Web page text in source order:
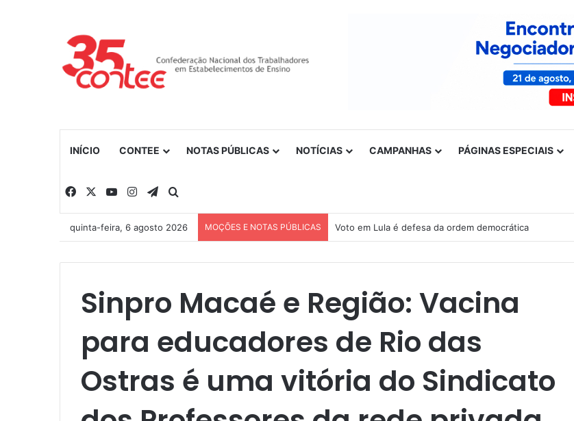
INÍCIO CONTEE NOTAS PÚBLICAS NOTÍCIAS CAMPANHAS PÁGINAS ESPECIAIS
Facebook YouTubeInstagramTelegram
quinta-feira, 6 agosto 2026 MOÇÕES E NOTAS PÚBLICAS Voto em Lula é defesa da ordem democrática
Sinpro Macaé e Região: Vacina
para educadores de Rio das
Ostras é uma vitória do Sindicato